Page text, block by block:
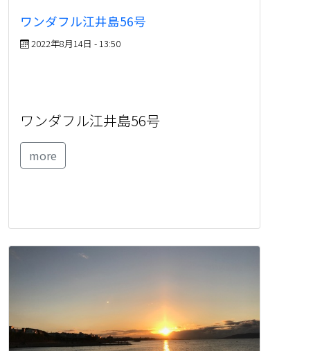
ワンダフル江井島56号
2022年8月14日 - 13:50
ワンダフル江井島56号
more